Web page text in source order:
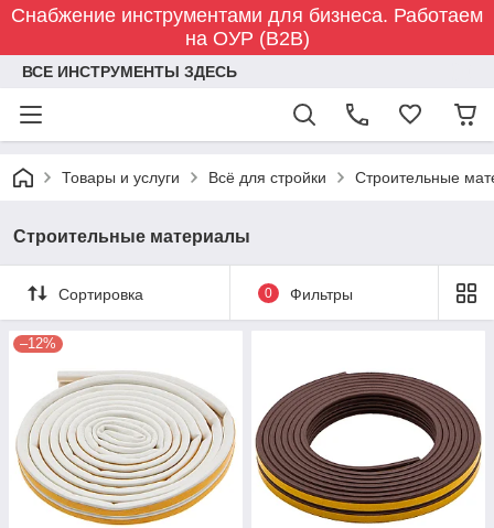
Снабжение инструментами для бизнеса. Работаем
на ОУР (B2B)
ВСЕ ИНСТРУМЕНТЫ ЗДЕСЬ
Товары и услуги Всё для стройки Строительные
Строительные материалы
Сортировка 0 Фильтры
–12%